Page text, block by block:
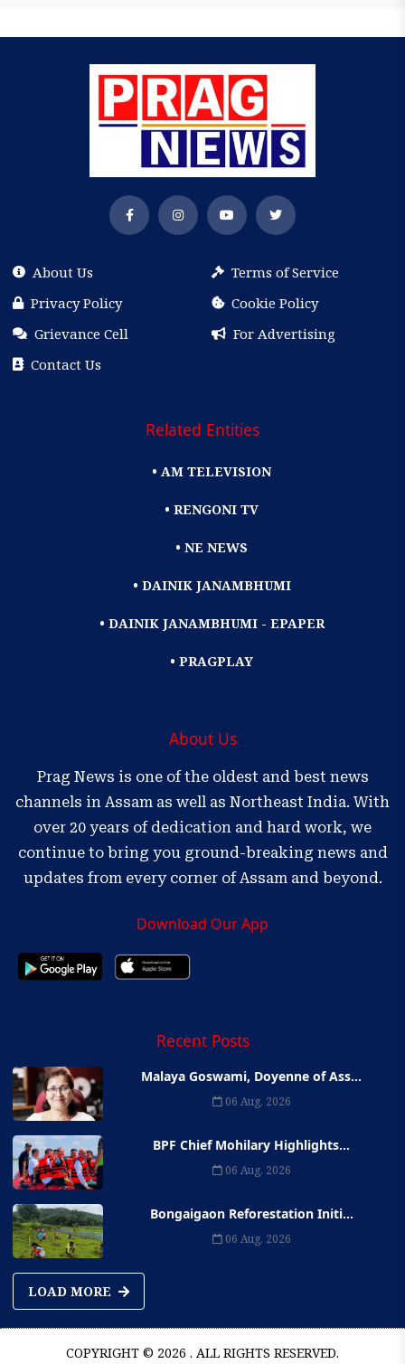
About Us
Terms of Service
Privacy Policy
Cookie Policy
Grievance Cell
For Advertising
Contact Us
Related Entities
• AM TELEVISION
• RENGONI TV
• NE NEWS
• DAINIK JANAMBHUMI
• DAINIK JANAMBHUMI - EPAPER
• PRAGPLAY
About Us
Prag News is one of the oldest and best news
channels in Assam as well as Northeast India. With
over 20 years of dedication and hard work, we
continue to bring you ground-breaking news and
updates from every corner of Assam and beyond.
Download Our App
Recent Posts
Malaya Goswami, Doyenne of Ass...
06 Aug, 2026
BPF Chief Mohilary Highlights...
06 Aug, 2026
Bongaigaon Reforestation Initi...
06 Aug, 2026
LOAD MORE
COPYRIGHT © 2026 . ALL RIGHTS RESERVED.